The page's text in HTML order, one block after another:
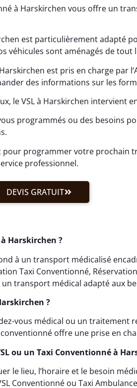
à Harskirchen vous offre un
est particulièrement adapté
véhicules sont aménagés de
est pris en charge par
des informations sur les
le VSL à Harskirchen intervient
programmés ou des besoins
programmer votre prochain
professionnel.
DEVIS GRATUIT
Harskirchen ?
à un transport médicalisé
Taxi Conventionné,
transport médical adapté aux
?
vous médical ou un traitement
offre une prise en
ou un Taxi Conventionné à
le lieu, l’horaire et le besoin
Conventionné ou Taxi